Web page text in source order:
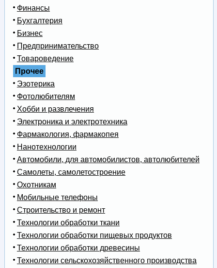
Финансы
Бухгалтерия
Бизнес
Предпринимательство
Товароведение
Прочее
Эзотерика
Фотолюбителям
Хобби и развлечения
Электроника и электротехника
Фармакология, фармакопея
Нанотехнологии
Автомобили, для автомобилистов, автолюбителей
Самолеты, самолетостроение
Охотникам
Мобильные телефоны
Строительство и ремонт
Технологии обработки ткани
Технологии обработки пищевых продуктов
Технологии обработки древесины
Технологии сельскохозяйственного производства